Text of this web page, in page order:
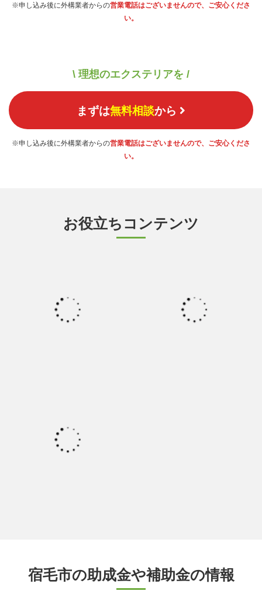
※申し込み後に外構業者からの営業電話はございませんので、ご安心くださ
い。
\ 理想のエクステリアを /
まずは無料相談から
※申し込み後に外構業者からの営業電話はございませんので、ご安心くださ
い。
お役立ちコンテンツ
宿毛市の助成金や補助金の情報